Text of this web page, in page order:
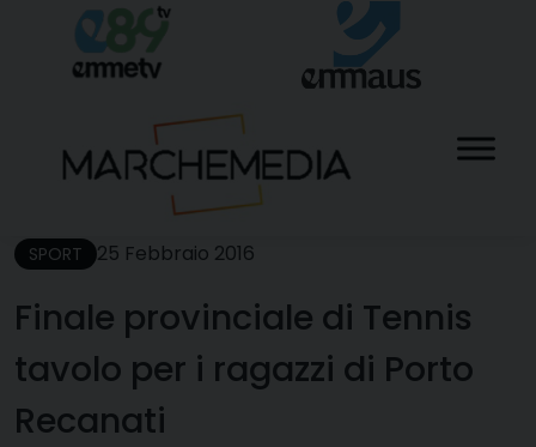
content
SPORT 25 Febbraio 2016
Finale provinciale di Tennis
tavolo per i ragazzi di Porto
Recanati